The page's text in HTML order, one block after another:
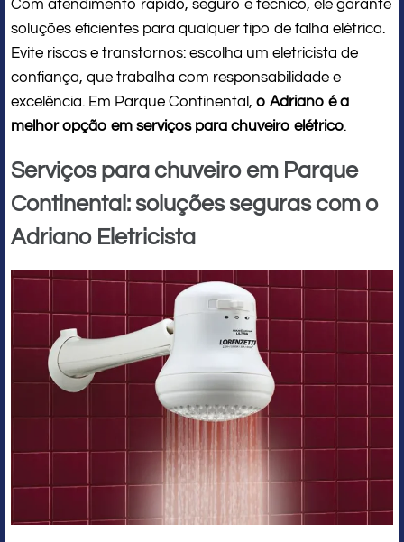
Com atendimento rápido, seguro e técnico, ele garante
soluções eficientes para qualquer tipo de falha elétrica.
Evite riscos e transtornos: escolha um eletricista de
confiança, que trabalha com responsabilidade e
excelência. Em Parque Continental, o Adriano é a
melhor opção em serviços para chuveiro elétrico.
Serviços para chuveiro em Parque
Continental: soluções seguras com o
Adriano Eletricista